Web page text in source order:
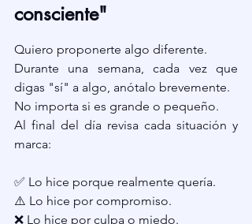
consciente"
Quiero proponerte algo diferente.
Durante una semana, cada vez que
digas "sí" a algo, anótalo brevemente.
No importa si es grande o pequeño.
Al final del día revisa cada situación y
marca:
✅ Lo hice porque realmente quería.
⚠️ Lo hice por compromiso.
❌ Lo hice por culpa o miedo.